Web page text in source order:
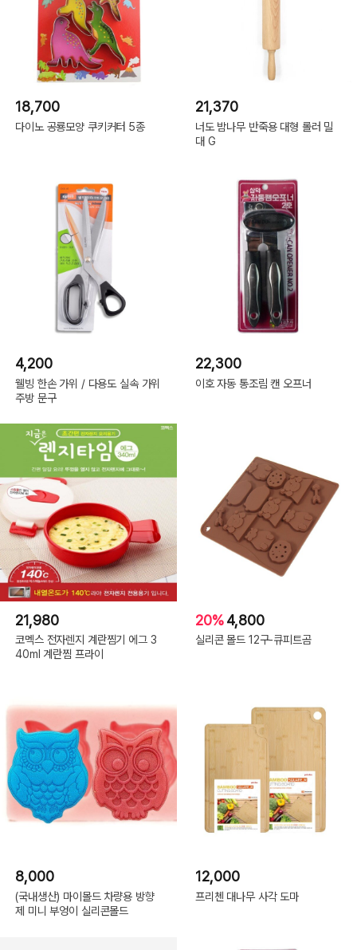
18,700
다이노 공룡모양 쿠키커터 5종
21,370
너도 밤나무 반죽용 대형 롤러 밀
대 G
4,200
웰빙 한손 가위 / 다용도 실속 가위
주방 문구
22,300
이호 자동 통조림 캔 오프너
21,980
코멕스 전자렌지 계란찜기 에그 3
40ml 계란찜 프라이
20%4,800
실리콘 몰드 12구-큐피트곰
8,000
(국내생산) 마이몰드 차량용 방향
제 미니 부엉이 실리콘몰드
12,000
프리첸 대나무 사각 도마